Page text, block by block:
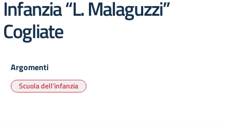
Infanzia “L. Malaguzzi”
Cogliate
Argomenti
Scuola dell'infanzia